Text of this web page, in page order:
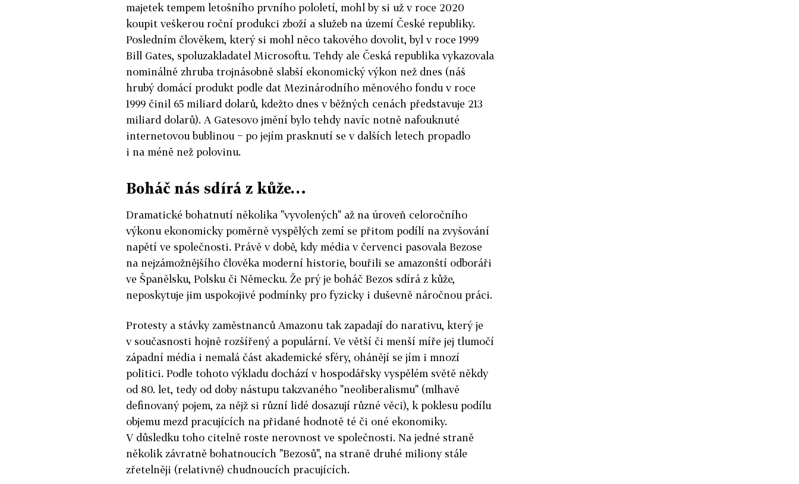
majetek tempem letošního prvního pololetí, mohl by si už v roce 2020
koupit veškerou roční produkci zboží a služeb na území České republiky.
Posledním člověkem, který si mohl něco takového dovolit, byl v roce 1999
Bill Gates, spoluzakladatel Microsoftu. Tehdy ale Česká republika vykazovala
nominálně zhruba trojnásobně slabší ekonomický výkon než dnes (náš
hrubý domácí produkt podle dat Mezinárodního měnového fondu v roce
1999 činil 65 miliard dolarů, kdežto dnes v běžných cenách představuje 213
miliard dolarů). A Gatesovo jmění bylo tehdy navíc notně nafouknuté
internetovou bublinou − po jejím prasknutí se v dalších letech propadlo
i na méně než polovinu.
Boháč nás sdírá z kůže…
Dramatické bohatnutí několika "vyvolených" až na úroveň celoročního
výkonu ekonomicky poměrně vyspělých zemí se přitom podílí na zvyšování
napětí ve společnosti. Právě v době, kdy média v červenci pasovala Bezose
na nejzámožnějšího člověka moderní historie, bouřili se amazonští odboráři
ve Španělsku, Polsku či Německu. Že prý je boháč Bezos sdírá z kůže,
neposkytuje jim uspokojivé podmínky pro fyzicky i duševně náročnou práci.
Protesty a stávky zaměstnanců Amazonu tak zapadají do narativu, který je
v současnosti hojně rozšířený a populární. Ve větší či menší míře jej tlumočí
západní média i nemalá část akademické sféry, ohánějí se jím i mnozí
politici. Podle tohoto výkladu dochází v hospodářsky vyspělém světě někdy
od 80. let, tedy od doby nástupu takzvaného "neoliberalismu" (mlhavě
definovaný pojem, za nějž si různí lidé dosazují různé věci), k poklesu podílu
objemu mezd pracujících na přidané hodnotě té či oné ekonomiky.
V důsledku toho citelně roste nerovnost ve společnosti. Na jedné straně
několik závratně bohatnoucích "Bezosů", na straně druhé miliony stále
zřetelněji (relativně) chudnoucích pracujících.